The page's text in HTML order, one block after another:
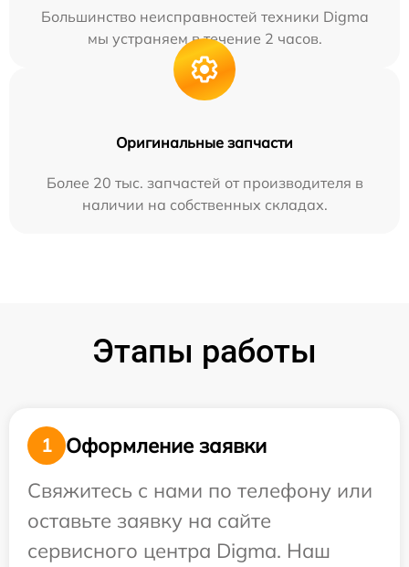
Большинство неисправностей техники Digma
мы устраняем в течение 2 часов.
Оригинальные запчасти
Более 20 тыс. запчастей от производителя в
наличии на собственных складах.
Этапы работы
1
Оформление заявки
Свяжитесь с нами по телефону или
оставьте заявку на сайте
сервисного центра Digma. Наш